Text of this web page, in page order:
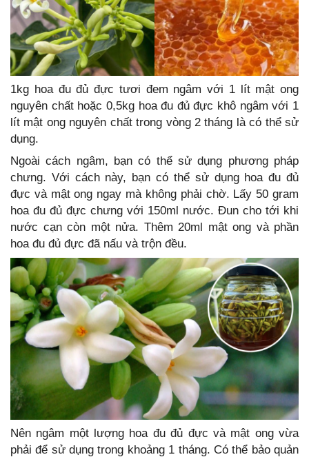
1kg hoa đu đủ đực tươi đem ngâm với 1 lít mật ong
nguyên chất hoặc 0,5kg hoa đu đủ đực khô ngâm với 1
lít mật ong nguyên chất trong vòng 2 tháng là có thể sử
dụng.
Ngoài cách ngâm, bạn có thể sử dụng phương pháp
chưng. Với cách này, bạn có thể sử dụng hoa đu đủ
đực và mật ong ngay mà không phải chờ. Lấy 50 gram
hoa đu đủ đực chưng với 150ml nước. Đun cho tới khi
nước cạn còn một nửa. Thêm 20ml mật ong và phần
hoa đu đủ đực đã nấu và trộn đều.
Nên ngâm một lượng hoa đu đủ đực và mật ong vừa
phải để sử dụng trong khoảng 1 tháng. Có thể bảo quản